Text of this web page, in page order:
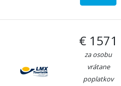
€ 1571
za osobu
vrátane
poplatkov